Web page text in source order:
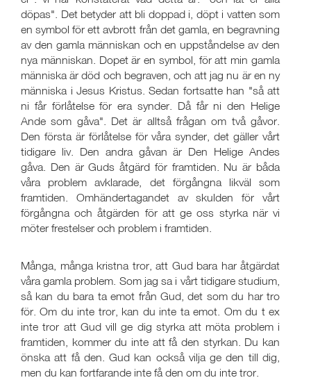
döpas". Det betyder att bli doppad i, döpt i vatten som
en symbol för ett avbrott från det gamla, en begravning
av den gamla människan och en uppståndelse av den
nya människan. Dopet är en symbol, för att min gamla
människa är död och begraven, och att jag nu är en ny
människa i Jesus Kristus. Sedan fortsatte han "så att
ni får förlåtelse för era synder. Då får ni den Helige
Ande som gåva". Det är alltså frågan om två gåvor.
Den första är förlåtelse för våra synder, det gäller vårt
tidigare liv. Den andra gåvan är Den Helige Andes
gåva. Den är Guds åtgärd för framtiden. Nu är båda
våra problem avklarade, det förgångna likväl som
framtiden. Omhändertagandet av skulden för vårt
förgångna och åtgärden för att ge oss styrka när vi
möter frestelser och problem i framtiden.
Många, många kristna tror, att Gud bara har åtgärdat
våra gamla problem. Som jag sa i vårt tidigare studium,
så kan du bara ta emot från Gud, det som du har tro
för. Om du inte tror, kan du inte ta emot. Om du t ex
inte tror att Gud vill ge dig styrka att möta problem i
framtiden, kommer du inte att få den styrkan. Du kan
önska att få den. Gud kan också vilja ge den till dig,
men du kan fortfarande inte få den om du inte tror.